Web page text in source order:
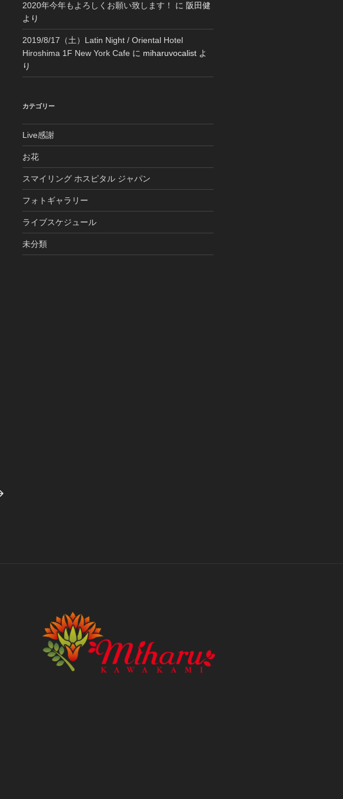
2020年今年もよろしくお願い致します！ に 阪田健
より
2019/8/17（土）Latin Night / Oriental Hotel
Hiroshima 1F New York Cafe に miharuvocalistよ
り
カテゴリー
Live感謝
お花
スマイリング ホスピタル ジャパン
フォトギャラリー
ライブスケジュール
未分類